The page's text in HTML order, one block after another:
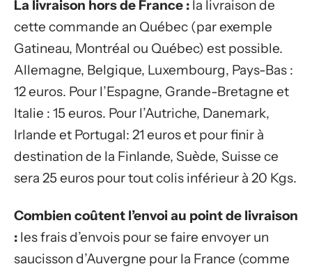
La livraison hors de France : la livraison de
cette commande an Québec (par exemple
Gatineau, Montréal ou Québec) est possible.
Allemagne, Belgique, Luxembourg, Pays-Bas :
12 euros. Pour l’Espagne, Grande-Bretagne et
Italie : 15 euros. Pour l’Autriche, Danemark,
Irlande et Portugal: 21 euros et pour finir à
destination de la Finlande, Suède, Suisse ce
sera 25 euros pour tout colis inférieur à 20 Kgs.
Combien coûtent l’envoi au point de livraison
: les frais d’envois pour se faire envoyer un
saucisson d’Auvergne pour la France (comme